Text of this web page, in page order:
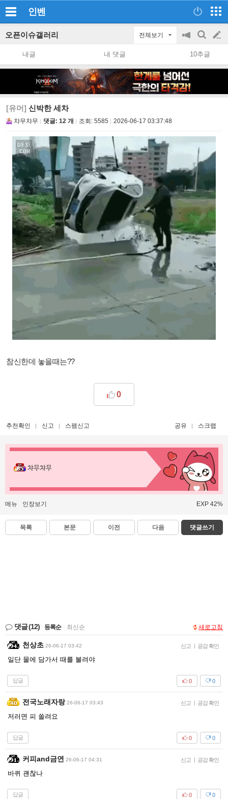
인벤
오픈이슈갤러리 전체보기
공
지
on/off
검
색
글
쓰
내글 내 댓글 10추글
[유머] 신박한 세차
챠무챠무 댓글: 12 개 조회: 5585 2026-06-17 03:37:48
참신한데 놓을때는??
0
추천확인 신고 스팸신고 공유 스크랩
챠무챠무
메뉴 인장보기 EXP 42%
목록 본문 이전 다음 댓글쓰기
댓글(12) 등록순 최신순 새로고침
천상초 26-06-17 03:42 신고 | 공감 확인
일단 물에 담가서 때를 불려야
답글 0
0
전국노래자랑 26-06-17 03:43 신고 | 공감 확인
저러면 피 쏠려요
답글 0
0
커피and금연 26-06-17 04:31 신고 | 공감 확인
바퀴 괜찮나
답글 0
0